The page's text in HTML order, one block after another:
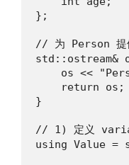
};
// 为 Person 提
std::ostream&
os <<
    return os;
}
// 1) 定义
using Value